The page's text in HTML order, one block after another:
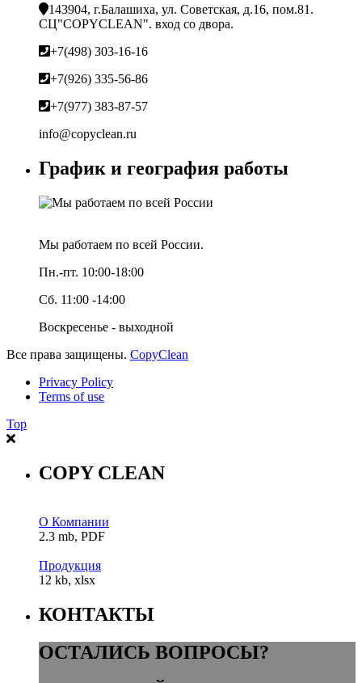
143904, г.Балашиха, ул. Советская, д.16, пом.81.
СЦ"COPYCLEAN". вход со двора.
+7(498) 303-16-16
+7(926) 335-56-86
+7(977) 383-87-57
info@copyclean.ru
График и география работы
Мы работаем по всей России.
Пн.-пт. 10:00-18:00
Сб. 11:00 -14:00
Воскресенье - выходной
Все права защищены. CopyClean
Privacy Policy
Terms of use
Top
COPY CLEAN
О Компании
2.3 mb, PDF
Продукция
12 kb, xlsx
КОНТАКТЫ
ОСТАЛИСЬ ВОПРОСЫ?